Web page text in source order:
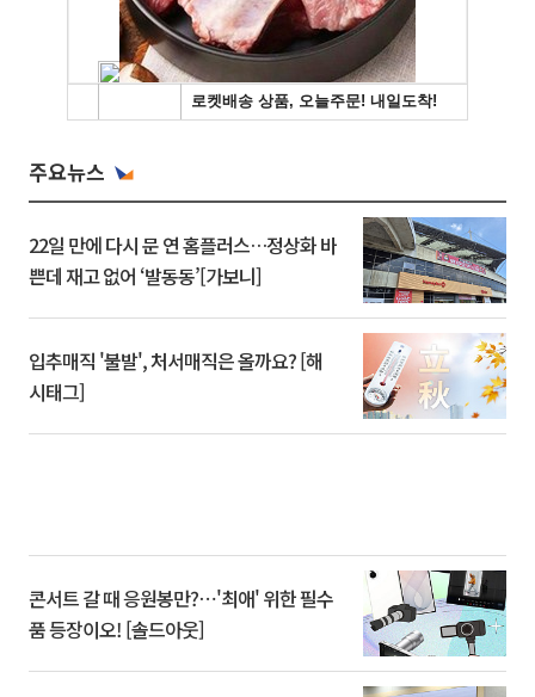
주요뉴스
22일 만에 다시 문 연 홈플러스…정상화 바
쁜데 재고 없어 ‘발동동’[가보니]
입추매직 '불발', 처서매직은 올까요? [해
시태그]
콘서트 갈 때 응원봉만?⋯'최애' 위한 필수
품 등장이오! [솔드아웃]